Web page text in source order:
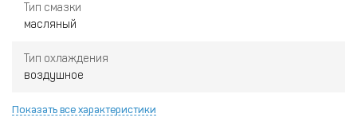
Тип смазки
масляный
Тип охлаждения
воздушное
Показать все характеристики